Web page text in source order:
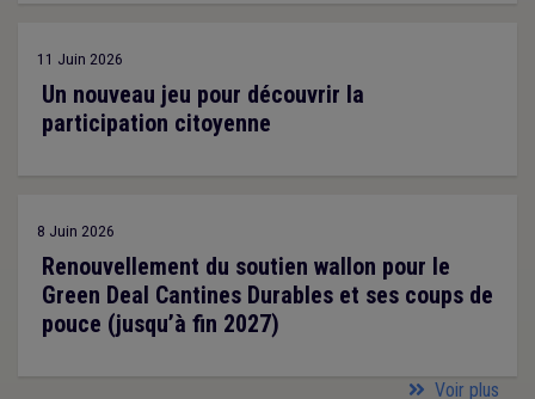
11 Juin 2026
Un nouveau jeu pour découvrir la
participation citoyenne
8 Juin 2026
Renouvellement du soutien wallon pour le
Green Deal Cantines Durables et ses coups de
pouce (jusqu’à fin 2027)
Voir plus